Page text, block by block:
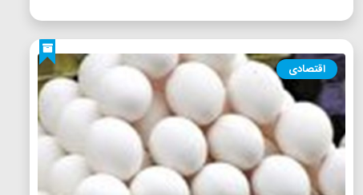
اقتصادی